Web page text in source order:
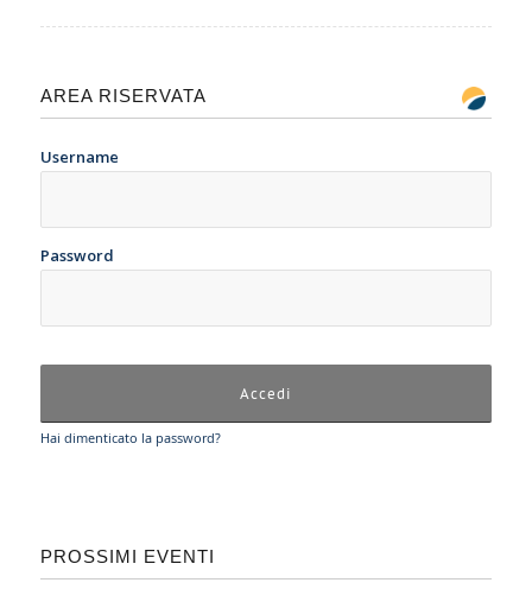
AREA RISERVATA
Username
Password
Hai dimenticato la password?
PROSSIMI EVENTI